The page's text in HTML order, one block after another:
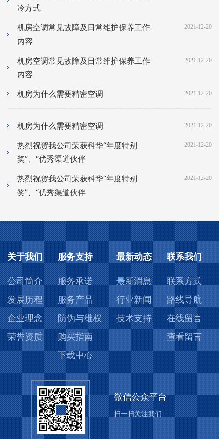
冷方式
机房空调常见故障及日常维护保养工作
内容
2021-12-20
机房空调常见故障及日常维护保养工作
内容
2021-12-20
机房为什么需要精密空调 2021-12-20
机房为什么需要精密空调 2021-12-20
热烈祝贺我公司荣获科华“年度特别
奖”、“优秀渠道伙伴
2021-12-20
热烈祝贺我公司荣获科华“年度特别
奖”、“优秀渠道伙伴
2021-12-20
关于我们
公司简介
发展历程
企业理念
荣誉资质
服务支持
服务承诺
服务产品
防伪与维权
购买指南
下载中心
最新动态
最新消息
行业新闻
技术支持
联系我们
联系方式
路线导航
在线留言
查看留言
微信公众平台
扫一扫关注我们